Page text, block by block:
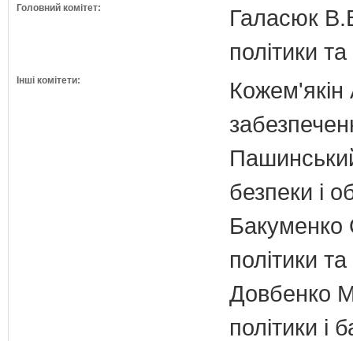
Головний комітет:
Галасюк
політики
Інші комітети:
Кожем'якін
безпеки і
Бакуменко
політики
Довбенко
політики і